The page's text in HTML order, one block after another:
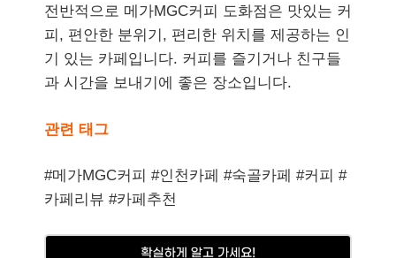
전반적으로 메가MGC커피 도화점은 맛있는 커
피, 편안한 분위기, 편리한 위치를 제공하는 인
기 있는 카페입니다. 커피를 즐기거나 친구들
과 시간을 보내기에 좋은 장소입니다.
관련 태그
#메가MGC커피 #인천카페 #숙골카페 #커피 #
카페리뷰 #카페추천